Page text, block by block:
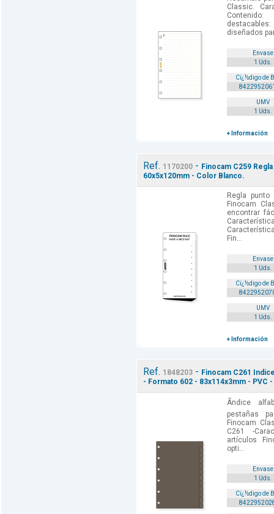
Classic.
diseñados
Envase
1 Uds.
Cï¿½digo de
UMV
1 Uds.
+ Información
Ref. 1170200- Finocam C259
60x5x120mm - Color Blanco.
Regla
Finocam
encontrar
Fin...
Envase
1 Uds.
Cï¿½digo de
UMV
1 Uds.
+ Información
Ref. 1848203- Finocam C261
- Formato 602 - 83x114x3mm - PVC
Ãndice
pestañas
Finocam
C261 -
artículos
opti...
Envase
1 Uds.
Cï¿½digo de